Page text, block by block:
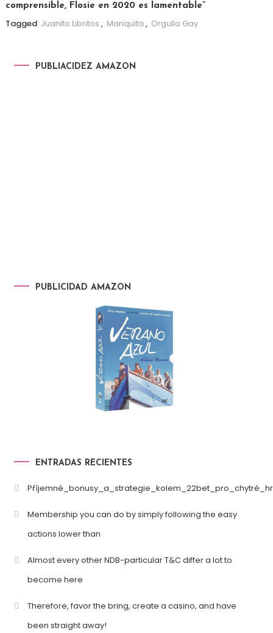
comprensible, Flosie en 2020 es lamentable”
Tagged Juanito Libritos , Mariquita , Orgullo Gay
PUBLIACIDEZ AMAZON
PUBLICIDAD AMAZON
ENTRADAS RECIENTES
Membership you can do by simply following the easy
actions lower than
Almost every other NDB-particular T&C differ a lot to
become here
Therefore, favor the bring, create a casino, and have
been straight away!